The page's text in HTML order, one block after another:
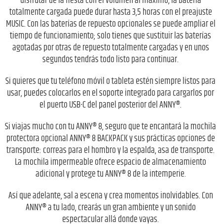
totalmente cargada puede durar hasta 3,5 horas con el preajuste
MUSIC. Con las baterías de repuesto opcionales se puede ampliar el
tiempo de funcionamiento; solo tienes que sustituir las baterías
agotadas por otras de repuesto totalmente cargadas y en unos
segundos tendrás todo listo para continuar.
Si quieres que tu teléfono móvil o tableta estén siempre listos para
usar, puedes colocarlos en el soporte integrado para cargarlos por
el puerto USB-C del panel posterior del ANNY®.
Si viajas mucho con tu ANNY® 8, seguro que te encantará la mochila
protectora opcional ANNY® 8 BACKPACK y sus prácticas opciones de
transporte: correas para el hombro y la espalda, asa de transporte.
La mochila impermeable ofrece espacio de almacenamiento
adicional y protege tu ANNY® 8 de la intemperie.
Así que adelante, sal a escena y crea momentos inolvidables. Con
ANNY® a tu lado, crearás un gran ambiente y un sonido
espectacular allá donde vayas.